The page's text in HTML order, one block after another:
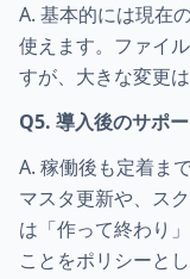
A. 基本的には現在
使えます。ファイ
すが、大きな変更は
Q5. 導入後のサポ
A. 稼働後も定着ま
マスタ更新や、ス
は「作って終わり
ことをポリシーとし